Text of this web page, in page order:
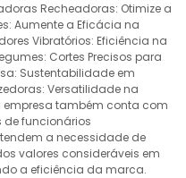
Recheadoras: Otimize a
Aumente a Eficácia na
Vibratórios: Eficiência na
Cortes Precisos para
Sustentabilidade em
Versatilidade na
empresa também conta com
funcionários
a necessidade de
valores consideráveis em
a eficiência da marca.